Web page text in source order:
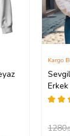
Kargo
1280